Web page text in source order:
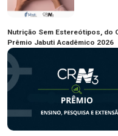
Nutrição Sem Estereótipos, do
Prêmio Jabuti Acadêmico 2026